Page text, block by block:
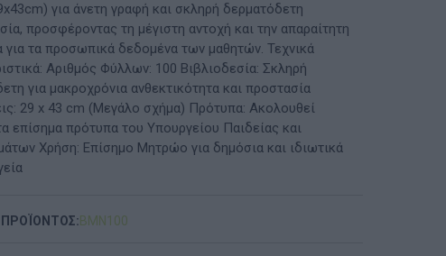
ΑΝΑΜΝΗΣΤΙΚΆ ΚΑΙ ΒΙΒΛΊΑ/ΈΝΤΥΠΑ ΣΧΟΛΙΚΏΝ
ΕΠΙΤΡΟΠΏΝ & ΣΧΟΛΙΚΏΝ ΜΟΝΆΔΩΝ
Έντυπα-Βιβλία Παιδικών Σταθμων
Έντυπα-Βιβλία Νηπιαγωγείων
Έντυπα-Βιβλία Δημοτικών
για άνετη γραφή και σκληρή δερματόδετη
προσφέροντας τη μέγιστη αντοχή και την απαραίτητη
για τα προσωπικά δεδομένα των μαθητών. Τεχνικά
Αριθμός Φύλλων: 100 Βιβλιοδεσία: Σκληρή
για μακροχρόνια ανθεκτικότητα και προστασία
29 x 43 cm (Μεγάλο σχήμα) Πρότυπα: Ακολουθεί
επίσημα πρότυπα του Υπουργείου Παιδείας και
Χρήση: Επίσημο Μητρώο για δημόσια και ιδιωτικά
ΠΡΟΪΟΝΤΟΣ:BMN100